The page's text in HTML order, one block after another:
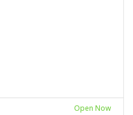
Open Now